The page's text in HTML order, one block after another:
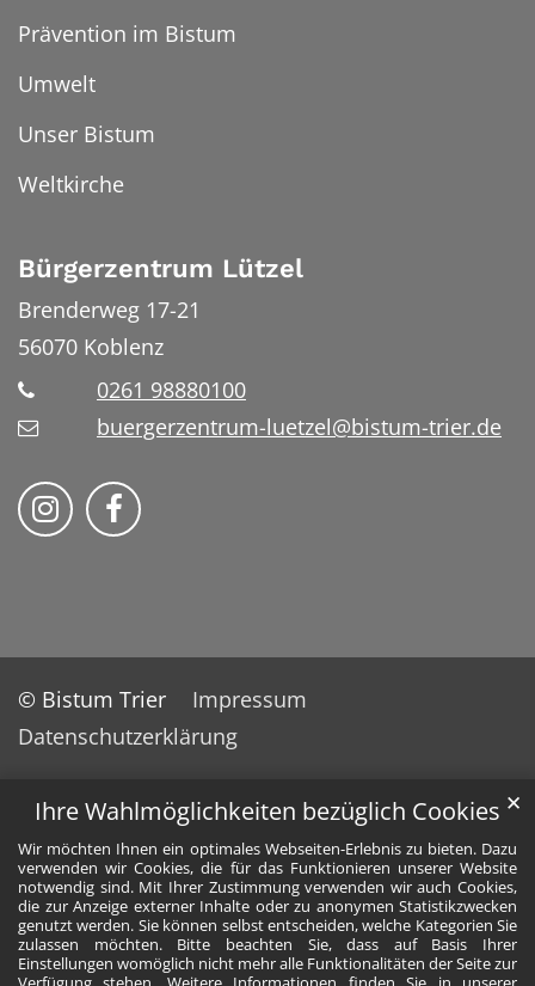
Ihre Wahlmöglichkeiten bezüglich Cookies
Wir möchten Ihnen ein optimales Webseiten-Erlebnis zu bieten. Dazu
verwenden wir Cookies, die für das Funktionieren unserer Website
notwendig sind. Mit Ihrer Zustimmung verwenden wir auch Cookies,
die zur Anzeige externer Inhalte oder zu anonymen Statistikzwecken
genutzt werden. Sie können selbst entscheiden, welche Kategorien Sie
zulassen möchten. Bitte beachten Sie, dass auf Basis Ihrer
Einstellungen womöglich nicht mehr alle Funktionalitäten der Seite zur
✕
Prävention im Bistum
Umwelt
Unser Bistum
Weltkirche
Bürgerzentrum Lützel
Brenderweg 17-21
56070 Koblenz
0261 98880100
buergerzentrum-luetzel@bistum-trier.de
Folge uns auf Instragram
Folge uns auf Facebook
© Bistum Trier
Impressum
Datenschutzerklärung